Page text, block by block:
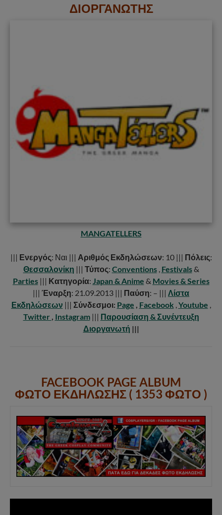
ΔΙΟΡΓΑΝΩΤΗΣ
MANGATELLERS
||| Ενεργός: Ναι ||| Αριθμός Εκδηλώσεων: 10 ||| Πόλεις:
Θεσσαλονίκη ||| Τύπος: Conventions, Festivals&
Parties||| Κατηγορία: Japan & Anime & Movies & Series
||| Έναρξη: 21.09.2013 ||| Παύση: – ||| Λίστα
Εκδηλώσεων ||| Σύνδεσμοι: Page Facebook Youtube
Twitter
Instagram ||| Παρουσίαση & Συνέντευξη
Διοργανωτή |||
FACEBOOK PAGE ALBUM
ΦΩΤΟ ΕΚΔΗΛΩΣΗΣ ( 1353 ΦΩΤΟ )